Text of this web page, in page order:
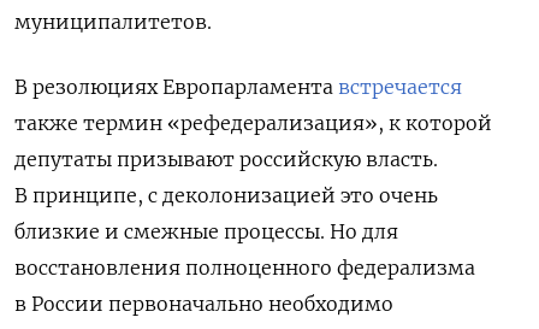
муниципалитетов.
В резолюциях Европарламента встречается
также термин «рефедерализация», к которой
депутаты призывают российскую власть.
В принципе, с деколонизацией это очень
близкие и смежные процессы. Но для
восстановления полноценного федерализма
в России первоначально необходимо